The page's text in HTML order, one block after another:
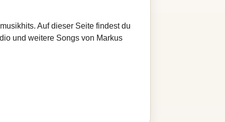
Auf dieser Seite findest du
und weitere Songs von Markus